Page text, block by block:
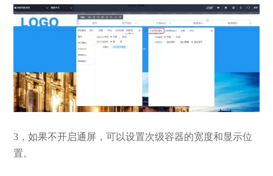
3，如果不开启通屏，可以设置次级容器的宽度和显示位
置。